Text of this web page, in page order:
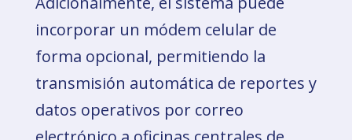
incorporar un módem celular de
forma opcional, permitiendo la
transmisión automática de reportes y
datos operativos por correo